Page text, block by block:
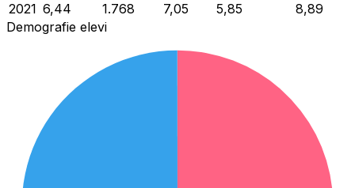
2021 6,44 1.768 7,05 5,85
8,89
Demografie elevi